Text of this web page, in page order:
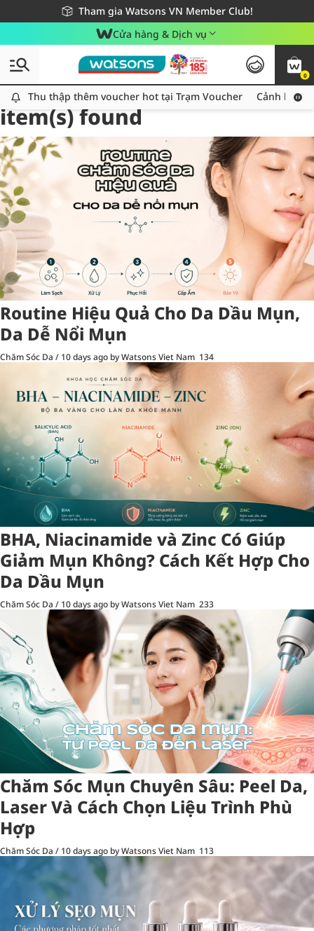
Tham gia Watsons VN Member Club!
Miễn phí giao hàng cho đơn hàng từ 249,000Đ
Giao hàng nhanh 24h - Áp dụng khu vực TP. Hồ Chí Minh
Cửa hàng & Dịch vụ
0
Thu thập thêm voucher hot tại Trạm Voucher
Thu thập thêm voucher hot tại Trạm Voucher Cảnh báo
Tag:chăm sóc da mụn8
item(s) found
Routine Hiệu Quả Cho Da Dầu Mụn,
Da Dễ Nổi Mụn
Chăm Sóc Da / 10 days ago by Watsons Viet Nam 134
BHA, Niacinamide và Zinc Có Giúp
Giảm Mụn Không? Cách Kết Hợp Cho
Da Dầu Mụn
Chăm Sóc Da / 10 days ago by Watsons Viet Nam 233
Chăm Sóc Mụn Chuyên Sâu: Peel Da,
Laser Và Cách Chọn Liệu Trình Phù
Hợp
Chăm Sóc Da / 10 days ago by Watsons Viet Nam 113